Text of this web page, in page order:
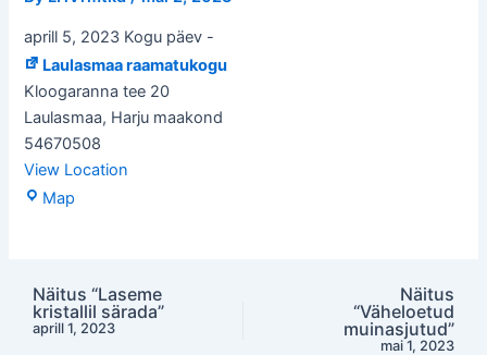
aprill 5, 2023 Kogu päev -
Laulasmaa raamatukogu
Kloogaranna tee 20
Laulasmaa, Harju maakond
54670508
View Location
Map
Post
navigation
Näitus “Laseme
kristallil särada”
aprill 1, 2023
Näitus
“Väheloetud
muinasjutud”
mai 1, 2023